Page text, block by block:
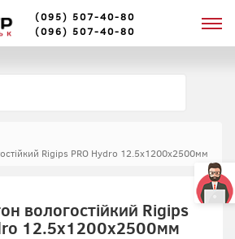
(095) 507-40-80
(096) 507-40-80
Rigips PRO Hydro 12.5x1200x2500мм
вологостійкий Rigips
12.5x1200x2500мм